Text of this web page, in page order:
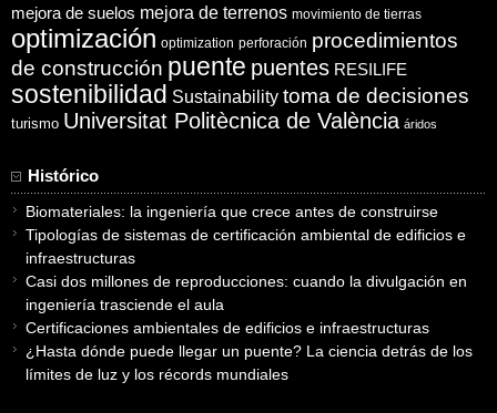
mejora de suelos mejora de terrenos movimiento de tierras
optimización optimization perforación procedimientos
de construcción puente puentes RESILIFE
sostenibilidad Sustainability toma de decisiones
turismo Universitat Politècnica de València áridos
Histórico
Biomateriales: la ingeniería que crece antes de construirse
Tipologías de sistemas de certificación ambiental de edificios e
infraestructuras
Casi dos millones de reproducciones: cuando la divulgación en
ingeniería trasciende el aula
Certificaciones ambientales de edificios e infraestructuras
¿Hasta dónde puede llegar un puente? La ciencia detrás de los
límites de luz y los récords mundiales